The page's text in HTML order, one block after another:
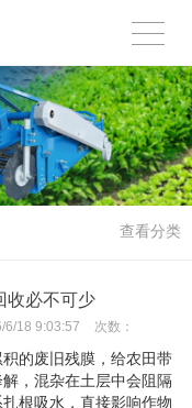
查看分类
收必不可少
6/18 9:03:57 次数：
的废旧残膜，给农田带
，混杂在土层中会阻隔
根吸水，直接影响作物